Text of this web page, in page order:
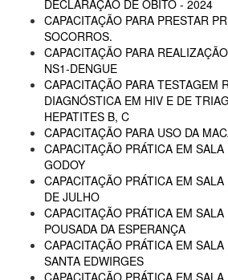
DECLARAÇÃO DE ÓBITO - 2024
CAPACITAÇÃO PARA PRESTAR
SOCORROS.
CAPACITAÇÃO PARA
NS1-DENGUE
CAPACITAÇÃO PARA TESTAGEM
DIAGNÓSTICA EM HIV E DE
HEPATITES B, C
CAPACITAÇÃO PARA USO DA
CAPACITAÇÃO PRÁTICA EM
GODOY
CAPACITAÇÃO PRÁTICA EM
DE JULHO
CAPACITAÇÃO PRÁTICA EM
POUSADA DA ESPERANÇA
CAPACITAÇÃO PRÁTICA EM
SANTA EDWIRGES
CAPACITAÇÃO PRÁTICA EM